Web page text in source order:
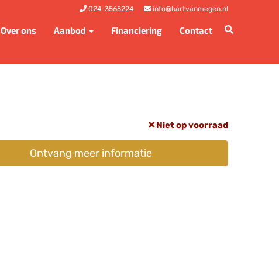
024-3565224 info@bartvanmegen.nl
Over ons Aanbod Financiering Contact
Niet op voorraad
Ontvang meer informatie